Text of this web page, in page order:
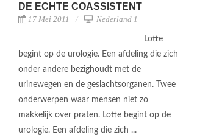
DE ECHTE COASSISTENT
17 Mei 2011 Nederland 1
Lotte
begint op de urologie. Een afdeling die zich
onder andere bezighoudt met de
urinewegen en de geslachtsorganen. Twee
onderwerpen waar mensen niet zo
makkelijk over praten. Lotte begint op de
urologie. Een afdeling die zich ...